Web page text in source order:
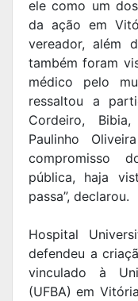
ele como um
da ação em
vereador, além
também foram
médico pelo
ressaltou a
Cordeiro,
Paulinho
compromisso
pública, haja
passa”, declarou.
Hospital
defendeu a
vinculado à
(UFBA) em